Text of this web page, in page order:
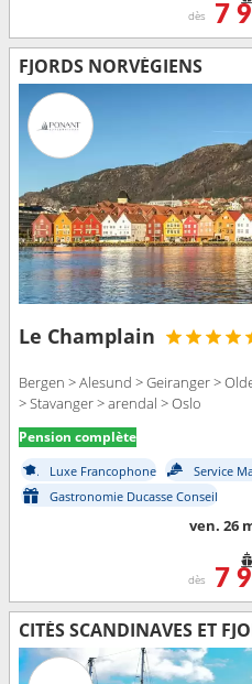
dès 7
FJORDS NORVÉGIENS
Le Champlain
Bergen > Alesund > Geiranger >
> Stavanger > arendal > Oslo
Pension complète
Luxe Francophone Service
Gastronomie Ducasse Conseil
ven. 26
dès 7
CITÉS SCANDINAVES ET